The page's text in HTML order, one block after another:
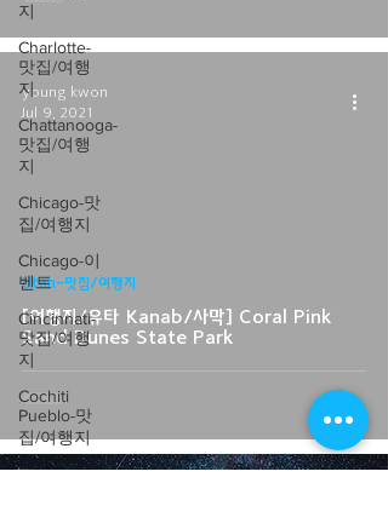
지
Charlotte-
맛집/여행
지
Chattanooga-
맛집/여행
지
Chicago-맛
집/여행지
Chicago-이
벤트
Cincinnati-
맛집/여행
지
Cochiti
Pueblo-맛
집/여행지
Columbus-
[여행지/유타 Kanab/사막] Coral Pink
Sand Dunes State Park
Utah-맛집/여행지
young kwon
Jul 9, 2021